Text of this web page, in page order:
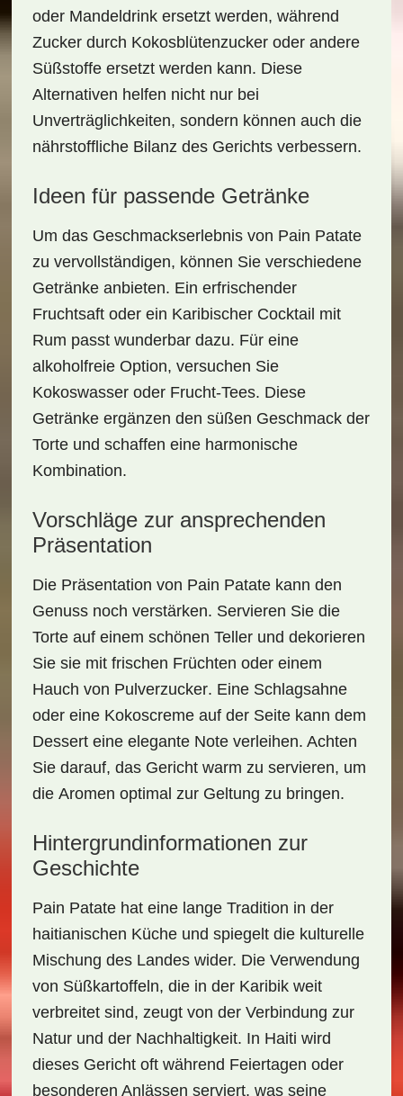
oder Mandeldrinkersetzt werden, während
Zucker durch Kokosblütenzuckeroder andere
Süßstoffe ersetzt werden kann. Diese
Alternativen helfen nicht nur bei
Unverträglichkeiten, sondern können auch die
nährstoffliche Bilanzdes Gerichts verbessern.
Ideen für passende Getränke
Um das Geschmackserlebnis von Pain Patate
zu vervollständigen, können Sie verschiedene
Getränkeanbieten. Ein erfrischender
Fruchtsaft oder ein Karibischer Cocktail mit
Rum passt wunderbar dazu. Für eine
alkoholfreie Option, versuchen Sie
Kokoswasseroder Frucht-Tees. Diese
Getränke ergänzen den süßen Geschmackder
Torte und schaffen eine harmonische
Kombination.
Vorschläge zur ansprechenden
Präsentation
Die Präsentation von Pain Patate kann den
Genuss noch verstärken. Servieren Sie die
Torte auf einem schönen Tellerund dekorieren
Sie sie mit frischen Früchten oder einem
Hauch von Pulverzucker. Eine Schlagsahne
oder eine Kokoscreme auf der Seite kann dem
Dessert eine elegante Note verleihen. Achten
Sie darauf, das Gericht warm zu servieren, um
die Aromen optimal zur Geltung zu bringen.
Hintergrundinformationen zur
Geschichte
Pain Patate hat eine lange Tradition in der
haitianischen Küche und spiegelt die kulturelle
Mischung des Landes wider. Die Verwendung
von Süßkartoffeln, die in der Karibik weit
verbreitet sind, zeugt von der Verbindung zur
Natur und der Nachhaltigkeit. In Haiti wird
dieses Gericht oft während Feiertagen oder
besonderen Anlässen serviert, was seine